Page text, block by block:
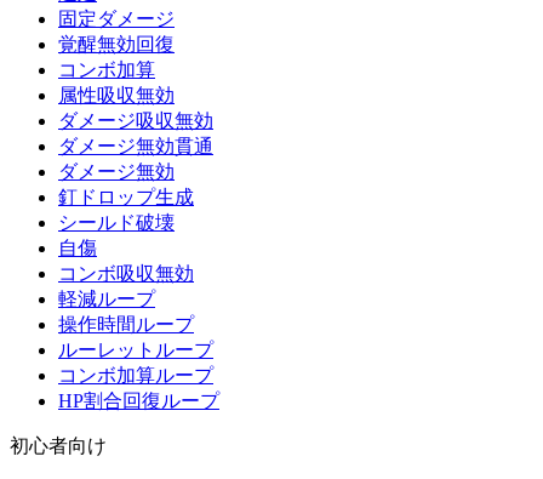
固定ダメージ
覚醒無効回復
コンボ加算
属性吸収無効
ダメージ吸収無効
ダメージ無効貫通
ダメージ無効
釘ドロップ生成
シールド破壊
自傷
コンボ吸収無効
軽減ループ
操作時間ループ
ルーレットループ
コンボ加算ループ
HP割合回復ループ
初心者向け